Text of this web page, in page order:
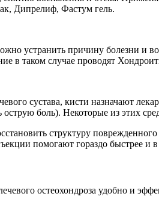
Дипрелиф, Фастум гель.
устранить причину болезни и
в таком случае проводят
сустава, кисти назначают
боль). Некоторые из этих
структуру
помогают гораздо быстрее и
остеохондроза удобно и